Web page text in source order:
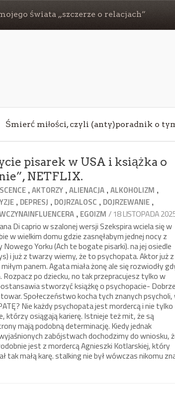
świata „szczerze o relacjach”
Śmierć miłości, czyli (anty)poradnik o
pisarek w USA i książka o
NETFLIX.
,AKTORZY ,ALIENACJA ,ALKOHOLIZM ,
, DEPRESJ , DOJRZALOSC , DOJRZEWANIE ,
, EGOIZM / 18 LISTOPADA
Di caprio w szalonej wersji Szekspira wciela się w
w wielkim domu gdzie zasnęłabym jednej nocy z
Yorku (Ach te bogate pisarki). na jej osiedle
i już z twarzy wiemy, że to psychopata. Aktor już z
panem. Agata miała żonę ale się rozwiodły
Rozpacz po dziecku, no tak przepracujesz tylko w
stworzyć książkę o psychopacie- Dobrze
Społeczeństwo kocha tych znanych psycholi,
Nie każdy psychopata jest mordercą i nie tylko
którzy osiągają karierę. Istnieje też mit, że są
mają podobną determinację. Kiedy jednak
zabójstwach dochodzimy do wniosku,
jest z mordercą Agnieszki Kotlarskiej, który
tak małą karę. stalking nie był wówczas nikomu